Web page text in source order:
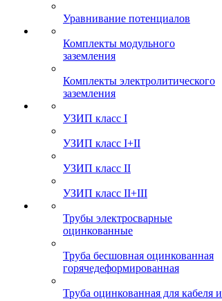
Уравнивание потенциалов
Комплекты модульного
заземления
Комплекты электролитического
заземления
УЗИП класс I
УЗИП класс I+II
УЗИП класс II
УЗИП класс II+III
Трубы электросварные
оцинкованные
Труба бесшовная оцинкованная
горячедеформированная
Труба оцинкованная для кабеля и